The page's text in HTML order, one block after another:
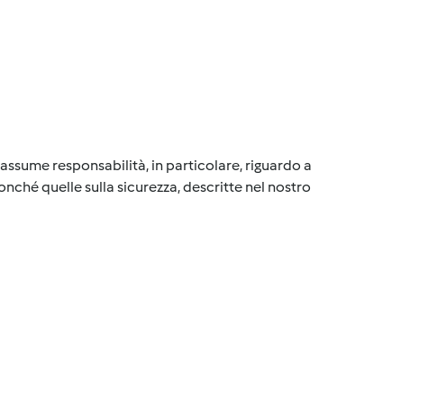
responsabilità, in particolare, riguardo a
quelle sulla sicurezza, descritte nel nostro